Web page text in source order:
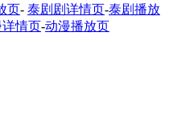
页- 泰剧剧详情页-泰剧播放
情页-动漫播放页